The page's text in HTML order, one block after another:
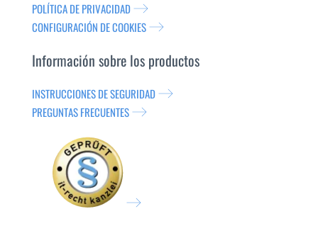
POLÍTICA DE PRIVACIDAD
CONFIGURACIÓN DE COOKIES
Información sobre los productos
INSTRUCCIONES DE SEGURIDAD
PREGUNTAS FRECUENTES